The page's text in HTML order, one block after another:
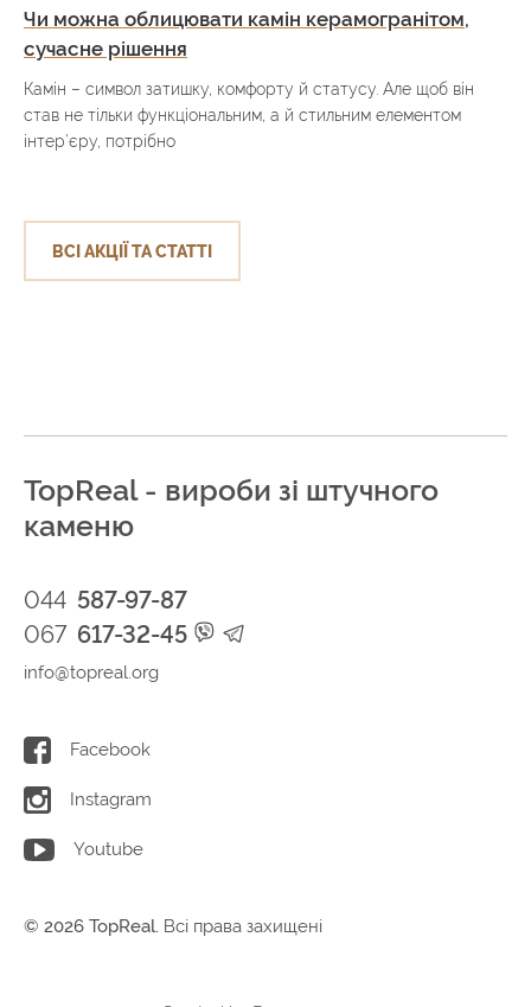
Чи можна облицювати камін керамогранітом,
сучасне рішення
Камін – символ затишку, комфорту й статусу. Але щоб він
став не тільки функціональним, а й стильним елементом
інтер’єру, потрібно
ВСІ АКЦІЇ ТА СТАТТІ
TopReal - вироби зі штучного
каменю
044 587-97-87
067 617-32-45
info@topreal.org
Facebook
Instagram
Youtube
© 2026 TopReal. Всі права захищені